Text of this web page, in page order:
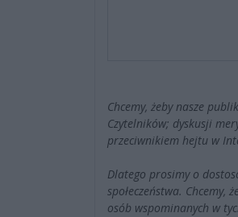
Chcemy, żeby nasze
Czytelników; dyskusji
przeciwnikiem hejtu w
Dlatego prosimy o
społeczeństwa.
osób wspominanych w